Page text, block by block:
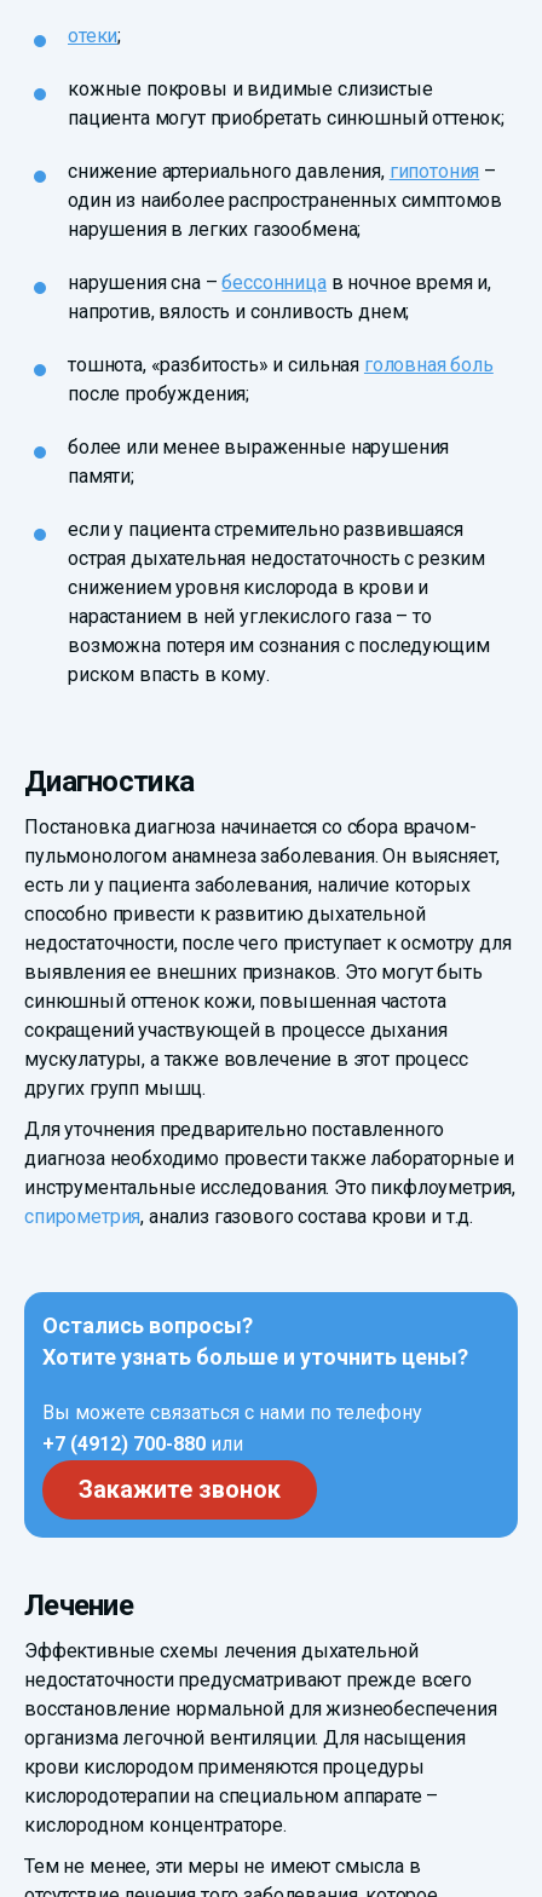
отеки;
кожные покровы и видимые слизистые
пациента могут приобретать синюшный оттенок;
снижение артериального давления, гипотония –
один из наиболее распространенных симптомов
нарушения в легких газообмена;
нарушения сна –бессонницав ночное время и,
напротив, вялость и сонливость днем;
тошнота, «разбитость» и сильная головная боль
после пробуждения;
более или менее выраженные нарушения
памяти;
если у пациента стремительно развившаяся
острая дыхательная недостаточность с резким
снижением уровня кислорода в крови и
нарастанием в ней углекислого газа – то
возможна потеря им сознания с последующим
риском впасть в кому.
Диагностика
Постановка диагноза начинается со сбора врачом-
пульмонологом анамнеза заболевания. Он выясняет,
есть ли у пациента заболевания, наличие которых
способно привести к развитию дыхательной
недостаточности, после чего приступает к осмотру для
выявления ее внешних признаков. Это могут быть
синюшный оттенок кожи, повышенная частота
сокращений участвующей в процессе дыхания
мускулатуры, а также вовлечение в этот процесс
других групп мышц.
Для уточнения предварительно поставленного
диагноза необходимо провести также лабораторные и
инструментальные исследования. Это пикфлоуметрия,
спирометрия, анализ газового состава крови и т.д.
Остались вопросы?
Хотите узнать больше и уточнить цены?
Вы можете связаться с нами по телефону
+7 (4912) 700-880 или
Закажите звонок
Лечение
Эффективные схемы лечения дыхательной
недостаточности предусматривают прежде всего
восстановление нормальной для жизнеобеспечения
организма легочной вентиляции. Для насыщения
крови кислородом применяются процедуры
кислородотерапии на специальном аппарате –
кислородном концентраторе.
Тем не менее, эти меры не имеют смысла в